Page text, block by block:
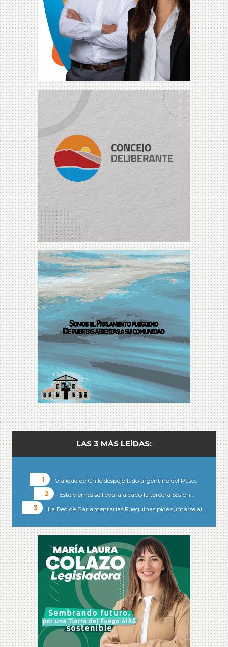
LAS 3 MÁS LEÍDAS:
Vialidad de Chile despejó lado argentino del Paso…
Este viernes se llevará a cabo la tercera Sesión…
La Red de Parlamentarias Fueguinas pide sumarse al…